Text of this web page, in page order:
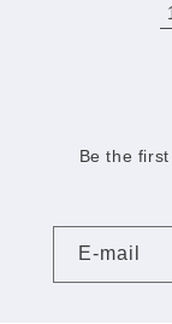
Be the
E-mail